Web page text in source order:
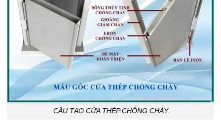
CẤU TẠO CỬA THÉP CHỐNG CHÁY